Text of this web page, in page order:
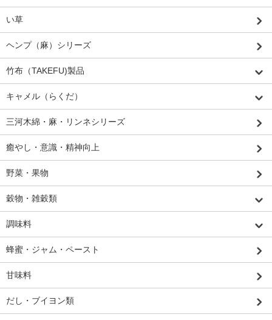
い草
ヘンプ（麻）シリーズ
竹布（TAKEFU)製品
キャメル（らくだ）
三河木綿・麻・リンネシリーズ
癒やし・意識・精神向上
野菜・果物
穀物・雑穀類
調味料
蜂蜜・ジャム・ペースト
甘味料
だし・ブイヨン類